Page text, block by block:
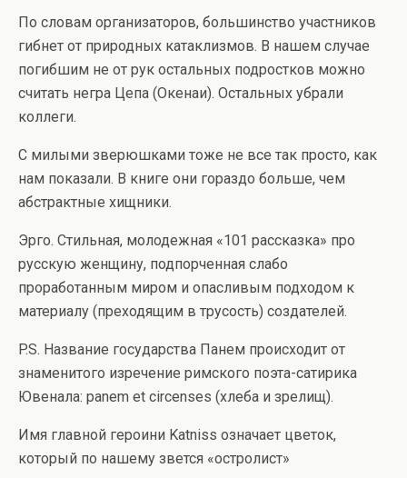
По словам организаторов, большинство участников
гибнет от природных катаклизмов. В нашем случае
погибшим не от рук остальных подростков можно
считать негра Цепа (Окенаи). Остальных убрали
коллеги.
С милыми зверюшками тоже не все так просто, как
нам показали. В книге они гораздо больше, чем
абстрактные хищники.
Эрго. Стильная, молодежная «101 рассказка» про
русскую женщину, подпорченная слабо
проработанным миром и опасливым подходом к
материалу (преходящим в трусость) создателей.
P.S. Название государства Панем происходит от
знаменитого изречение римского поэта-сатирика
Ювенала: panem et circenses (хлеба и зрелищ).
Имя главной героини Katniss означает цветок,
который по нашему звется «остролист»